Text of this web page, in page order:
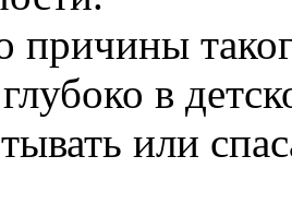
причины
в
или